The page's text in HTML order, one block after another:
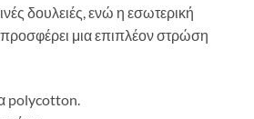
δουλειές, ενώ η εσωτερική
μια επιπλέον στρώση
polycotton.